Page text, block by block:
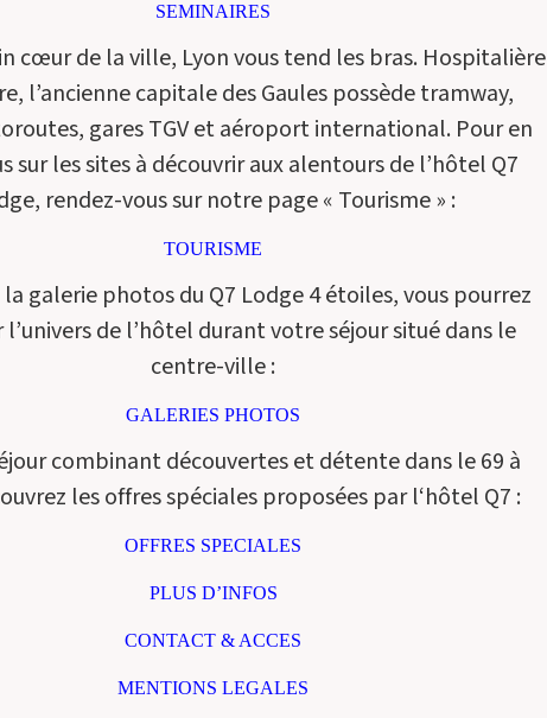
SEMINAIRES
cœur de la ville, Lyon vous tend les bras. Hospitalière
l’ancienne capitale des Gaules possède tramway,
gares TGV et aéroport international. Pour en
sur les sites à découvrir aux alentours de l’hôtel Q7
rendez-vous sur notre page « Tourisme » :
TOURISME
la galerie photos du Q7 Lodge 4 étoiles, vous pourrez
l’univers de l’hôtel durant votre séjour situé dans le
centre-ville :
GALERIES PHOTOS
combinant découvertes et détente dans le 69 à
les offres spéciales proposées par l‘hôtel Q7 :
OFFRES SPECIALES
PLUS D’INFOS
CONTACT & ACCES
MENTIONS LEGALES